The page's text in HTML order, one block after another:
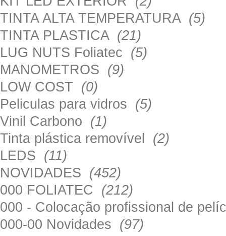
TINTA ALTA TEMPERATURA (5)
TINTA PLASTICA (21)
LUG NUTS Foliatec (5)
MANOMETROS (9)
LOW COST (0)
Peliculas para vidros (5)
Vinil Carbono (1)
Tinta plástica removível (2)
LEDS (11)
NOVIDADES (452)
000 FOLIATEC (212)
000 - Colocação profissional de
000-00 Novidades (97)